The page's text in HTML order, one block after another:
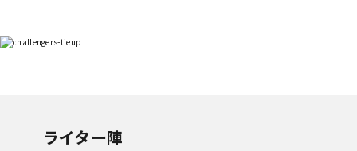
ライター陣